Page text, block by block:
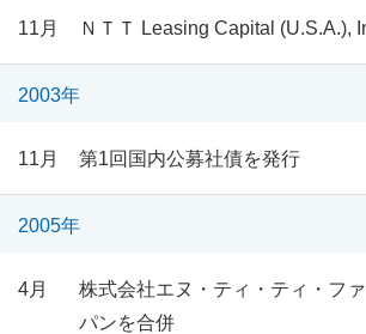
11月 ＮＴＴ Leasing Capital (U.S.A.),
2003年
11月 第1回国内公募社債を発行
2005年
4月
株式会社エヌ・ティ・ティ・フ
パンを合併